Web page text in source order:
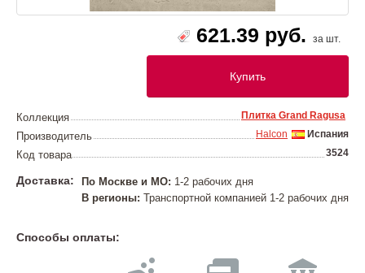
621.39 руб. за шт.
Купить
Коллекция Плитка Grand Ragusa
Производитель Испания
Halcon
Код товара 3524
Доставка: По Москве и МО: 1-2 рабочих дня
В регионы: Транспортной компанией 1-2 рабочих дня
Способы оплаты: